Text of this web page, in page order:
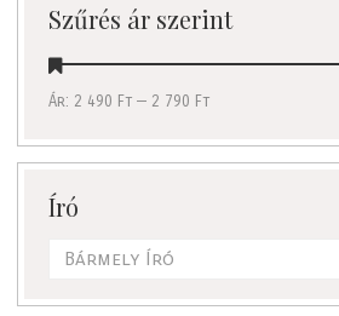
Szűrés ár szerint
Ár: 2 490 Ft — 2 790 Ft
Író
Bármely Író